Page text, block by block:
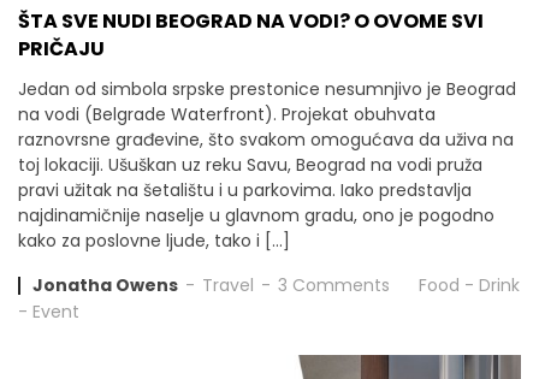
ŠTA SVE NUDI BEOGRAD NA VODI? O OVOME SVI
PRIČAJU
Jedan od simbola srpske prestonice nesumnjivo je Beograd
na vodi (Belgrade Waterfront). Projekat obuhvata
raznovrsne građevine, što svakom omogućava da uživa na
toj lokaciji. Ušuškan uz reku Savu, Beograd na vodi pruža
pravi užitak na šetalištu i u parkovima. Iako predstavlja
najdinamičnije naselje u glavnom gradu, ono je pogodno
kako za poslovne ljude, tako i […]
Jonatha Owens
Travel 3 Comments Food - Drink
- Event